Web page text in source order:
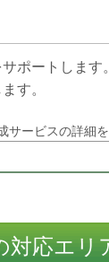
ポートします
す。
サービスの詳細
対応エリ